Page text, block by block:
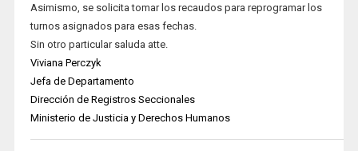
Asimismo, se solicita tomar los recaudos para reprogramar los
turnos asignados para esas fechas.
Sin otro particular saluda atte.
Viviana Perczyk
Jefa de Departamento
Dirección de Registros Seccionales
Ministerio de Justicia y Derechos Humanos